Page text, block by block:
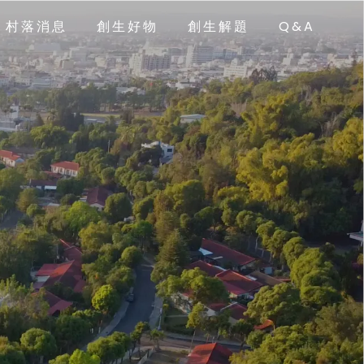
村落消息 創生好物 創生解題 Q&A